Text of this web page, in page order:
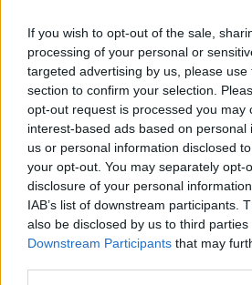
If you wish to opt-out of the sale,
processing of your personal or
targeted advertising by us, please
section to confirm your selection.
opt-out request is processed you may
interest-based ads based on personal
us or personal information disclosed
your opt-out. You may separately opt-
disclosure of your personal
IAB’s list of downstream participants.
also be disclosed by us to third parties
Downstream Participants that may
της Κοζάνης με
περισσότερες από 30
εκδηλώσεις
10 Ιουνίου 2026, 4:30 μμ
σε "Κοινωνία"
Ακολουθήστε μας στο
και μάθετε πρώτοι